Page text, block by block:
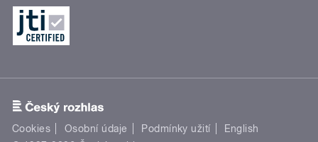
Cookies Osobní údaje Podmínky užití
English